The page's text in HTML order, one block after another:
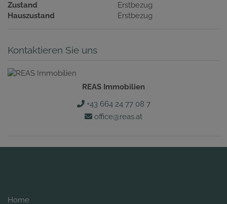
Zustand
Erstbezug
Hauszustand
Erstbezug
Kontaktieren Sie uns
REAS Immobilien
+43 664 24 77 08 7
office@reas.at
Home